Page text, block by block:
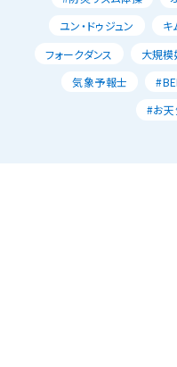
ユン・ドゥジュン
キ
フォークダンス
大規模
気象予報士
#お